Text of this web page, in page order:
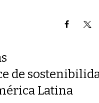
de
Latina